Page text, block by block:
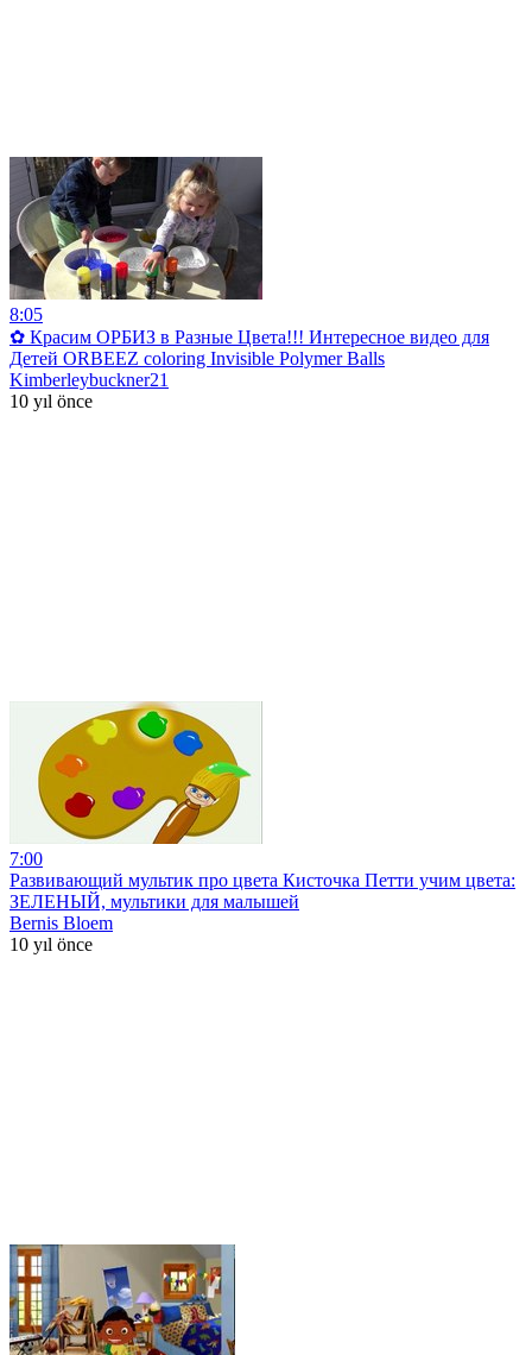
8:05
✿ Красим ОРБИЗ в Разные Цвета!!! Интересное видео для
Детей ORBEEZ coloring Invisible Polymer Balls
Kimberleybuckner21
10 yıl önce
7:00
Развивающий мультик про цвета Кисточка Петти учим цвета:
ЗЕЛЕНЫЙ, мультики для малышей
Bernis Bloem
10 yıl önce